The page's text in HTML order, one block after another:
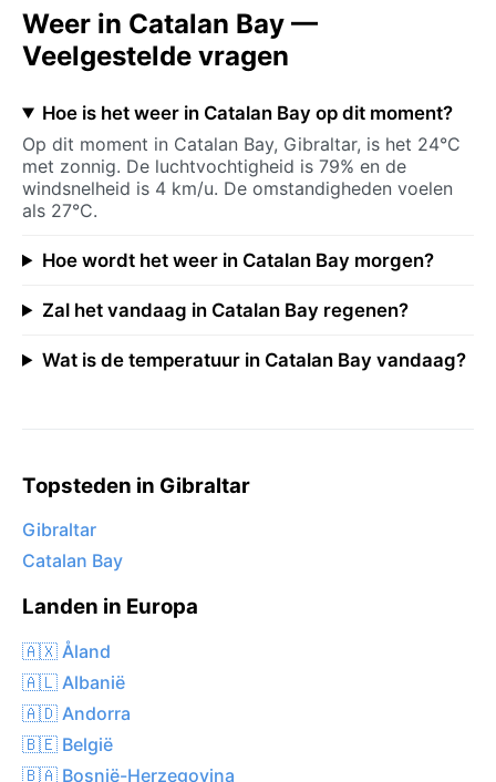
Weer in Catalan Bay —
Veelgestelde vragen
Hoe is het weer in Catalan Bay op dit moment?
Op dit moment in Catalan Bay, Gibraltar, is het 24°C
met zonnig. De luchtvochtigheid is 79% en de
windsnelheid is 4 km/u. De omstandigheden voelen
als 27°C.
Hoe wordt het weer in Catalan Bay morgen?
Zal het vandaag in Catalan Bay regenen?
Wat is de temperatuur in Catalan Bay vandaag?
Topsteden in Gibraltar
Gibraltar
Catalan Bay
Landen in Europa
🇦🇽 Åland
🇦🇱 Albanië
🇦🇩 Andorra
🇧🇪 België
🇧🇦 Bosnië-Herzegovina